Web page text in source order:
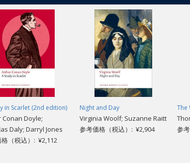
in Scarlet (2nd edition)
Conan Doyle;
Daly; Darryl Jones
（税込）: ¥2,112
Night and Day
Virginia Woolf; Suzanne Raitt
参考価格（税込）: ¥2,904
The
参